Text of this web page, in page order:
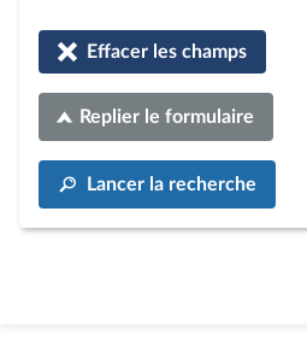
Effacer les champs
Replier le formulaire
Lancer la recherche